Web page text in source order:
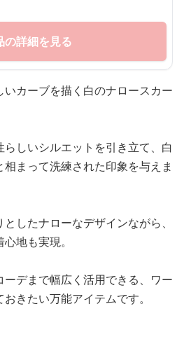
の詳細を見る
カーブを描く白のナロースカー
しいシルエットを引き立て、白
まって洗練された印象を与えま
したナローなデザインながら、
地も実現。
デまで幅広く活用できる、ワー
きたい万能アイテムです。